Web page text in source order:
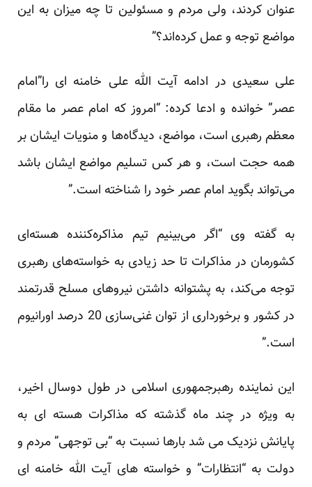
عنوان کردند، ولی مردم و مسئولین تا چه میزان به این
مواضع توجه و عمل کرده‌اند؟”
علی سعیدی در ادامه آیت الله علی خامنه ای را”امام
عصر” خوانده و ادعا کرده: “امروز که امام عصر ما مقام
معظم رهبری است، مواضع، دیدگاه‌ها و منویات ایشان بر
همه حجت است، و هر کس تسلیم مواضع ایشان باشد
می‌تواند بگوید امام عصر خود را شناخته است.”
به گفته وی “اگر می‌بینیم تیم مذاکره‌کننده هسته‌ای
کشورمان در مذاکرات تا حد زیادی به خواسته‌های رهبری
توجه می‌کند، به پشتوانه داشتن نیروهای مسلح قدرتمند
در کشور و برخورداری از توان غنی‌سازی 20 درصد اورانیوم
است.”
این نماینده رهبرجمهوری اسلامی در طول دوسال اخیر،
به ویژه در چند ماه گذشته که مذاکرات هسته ای به
پایانش نزدیک می شد بارها نسبت به “بی توجهی” مردم و
دولت به “انتظارات” و خواسته های آیت الله خامنه ای